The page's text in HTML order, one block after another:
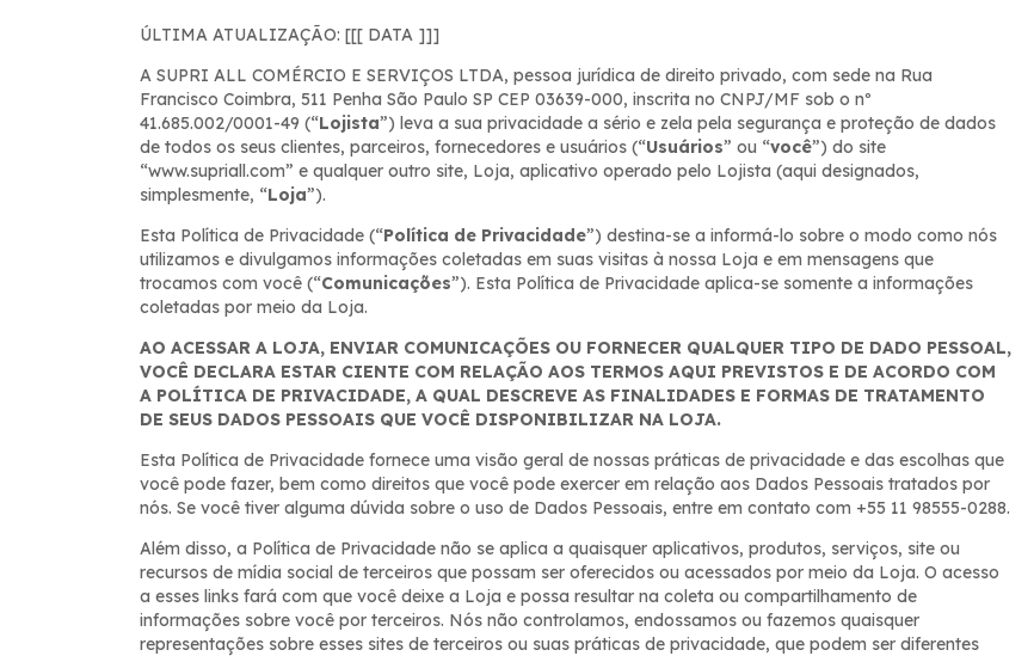
ÚLTIMA ATUALIZAÇÃO: [[[ DATA ]]]
A SUPRI ALL COMÉRCIO E SERVIÇOS LTDA, pessoa jurídica de direito privado, com sede na Rua
Francisco Coimbra, 511 Penha São Paulo SP CEP 03639-000, inscrita no CNPJ/MF sob o nº
41.685.002/0001-49 (“Lojista”) leva a sua privacidade a sério e zela pela segurança e proteção de dados
de todos os seus clientes, parceiros, fornecedores e usuários (“Usuários” ou “você”) do site
“www.supriall.com” e qualquer outro site, Loja, aplicativo operado pelo Lojista (aqui designados,
simplesmente, “Loja”).
Esta Política de Privacidade (“Política de Privacidade”) destina-se a informá-lo sobre o modo como nós
utilizamos e divulgamos informações coletadas em suas visitas à nossa Loja e em mensagens que
trocamos com você (“Comunicações”). Esta Política de Privacidade aplica-se somente a informações
coletadas por meio da Loja.
AO ACESSAR A LOJA, ENVIAR COMUNICAÇÕES OU FORNECER QUALQUER TIPO DE DADO PESSOAL,
VOCÊ DECLARA ESTAR CIENTE COM RELAÇÃO AOS TERMOS AQUI PREVISTOS E DE ACORDO COM
A POLÍTICA DE PRIVACIDADE, A QUAL DESCREVE AS FINALIDADES E FORMAS DE TRATAMENTO
DE SEUS DADOS PESSOAIS QUE VOCÊ DISPONIBILIZAR NA LOJA.
Esta Política de Privacidade fornece uma visão geral de nossas práticas de privacidade e das escolhas que
você pode fazer, bem como direitos que você pode exercer em relação aos Dados Pessoais tratados por
nós. Se você tiver alguma dúvida sobre o uso de Dados Pessoais, entre em contato com +55 11 98555-0288.
Além disso, a Política de Privacidade não se aplica a quaisquer aplicativos, produtos, serviços, site ou
recursos de mídia social de terceiros que possam ser oferecidos ou acessados por meio da Loja. O acesso
a esses links fará com que você deixe a Loja e possa resultar na coleta ou compartilhamento de
informações sobre você por terceiros. Nós não controlamos, endossamos ou fazemos quaisquer
representações sobre esses sites de terceiros ou suas práticas de privacidade, que podem ser diferentes